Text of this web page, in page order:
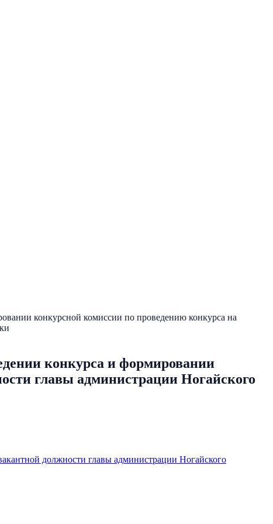
конкурсной комиссии по проведению конкурса на
конкурса и формировании
главы администрации Ногайского
должности главы администрации Ногайского